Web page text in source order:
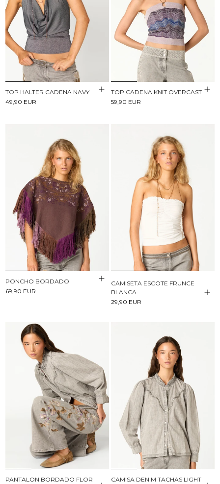
TOP HALTER CADENA NAVY
49,90 EUR
TOP CADENA KNIT OVERCAST
59,90 EUR
PONCHO BORDADO
69,90 EUR
CAMISETA ESCOTE FRUNCE
BLANCA
29,90 EUR
PANTALON BORDADO FLOR
CAMISA DENIM TACHAS LIGHT